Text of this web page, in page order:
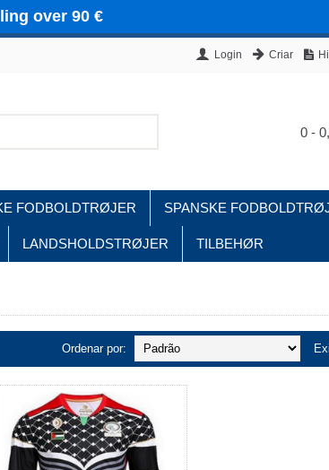
over 90 €
Login Criar
0 -
FODBOLDTRØJER SPANSKE
LANDSHOLDSTRØJER TILBEHØR
Palæstina
Ordenar por: